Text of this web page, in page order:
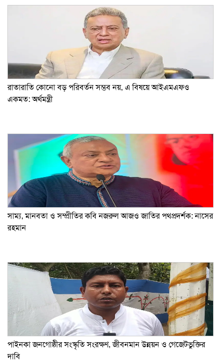
রাতারাতি কোনো বড় পরিবর্তন সম্ভব নয়, এ বিষয়ে আইএমএফও
একমত: অর্থমন্ত্রী
সাম্য, মানবতা ও সম্প্রীতির কবি নজরুল আজও জাতির পথপ্রদর্শক: নাসের
রহমান
পাইনকা জনগোষ্ঠীর সংস্কৃতি সংরক্ষণ, জীবনমান উন্নয়ন ও গেজেটভুক্তির
দাবি